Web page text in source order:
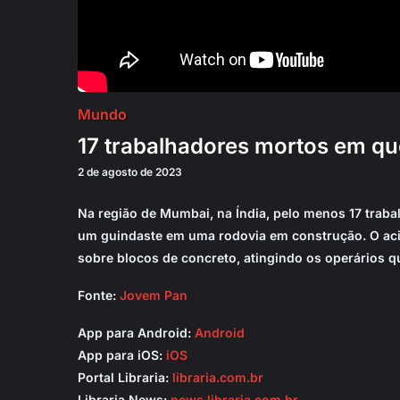
Mundo
17 trabalhadores mortos em
2 de agosto de 2023
Na região de Mumbai, na Índia, pelo menos 17
um guindaste em uma rodovia em construção. O
sobre blocos de concreto, atingindo os operários
Fonte: Jovem Pan
App para Android: Android
App para iOS: iOS
Portal Libraria: libraria.com.br